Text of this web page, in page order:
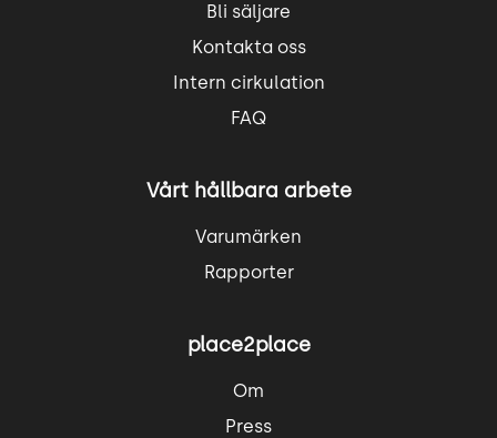
Bli säljare
Kontakta oss
Intern cirkulation
FAQ
Vårt hållbara arbete
Varumärken
Rapporter
place2place
Om
Press